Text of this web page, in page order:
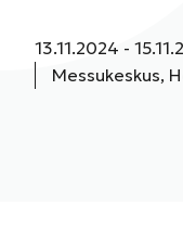
Aloituspäivä:
13.11.2024
Messukeskus,